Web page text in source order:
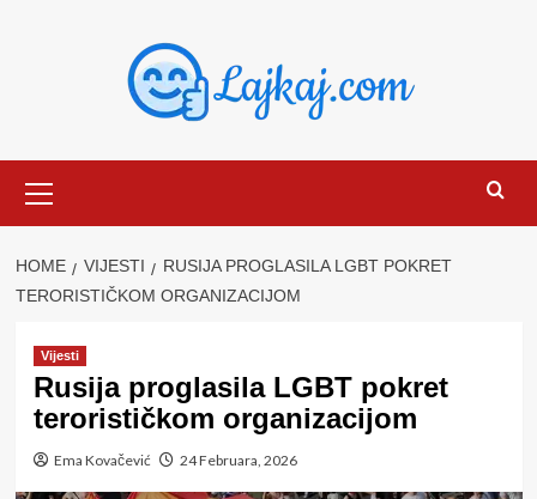
Menu
HOME VIJESTI
RUSIJA PROGLASILA LGBT POKRET
TERORISTIČKOM ORGANIZACIJOM
Vijesti
Rusija proglasila LGBT pokret
terorističkom organizacijom
Ema Kovačević 24 Februara, 2026